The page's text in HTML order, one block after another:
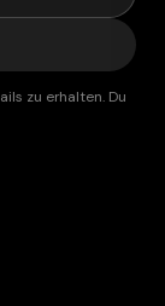
zu erhalten. Du